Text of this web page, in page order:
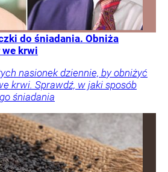
do śniadania. Obniża
krwi
nasionek dziennie, by obniżyć
krwi. Sprawdź, w jaki sposób
śniadania